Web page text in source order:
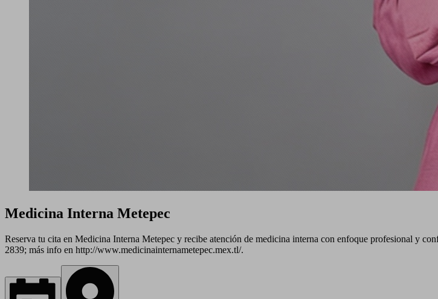
Medicina Interna Metepec
Reserva tu cita en Medicina Interna Metepec y recibe atención de medicina interna con enfoque profesional y
2839; más info en http://www.medicinainternametepec.mex.tl/.